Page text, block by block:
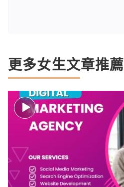
更多女生文章推薦